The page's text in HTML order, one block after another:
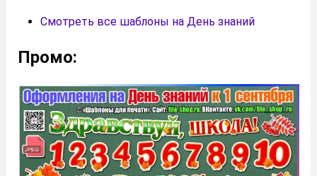
Смотреть все шаблоны на День знаний
Промо: